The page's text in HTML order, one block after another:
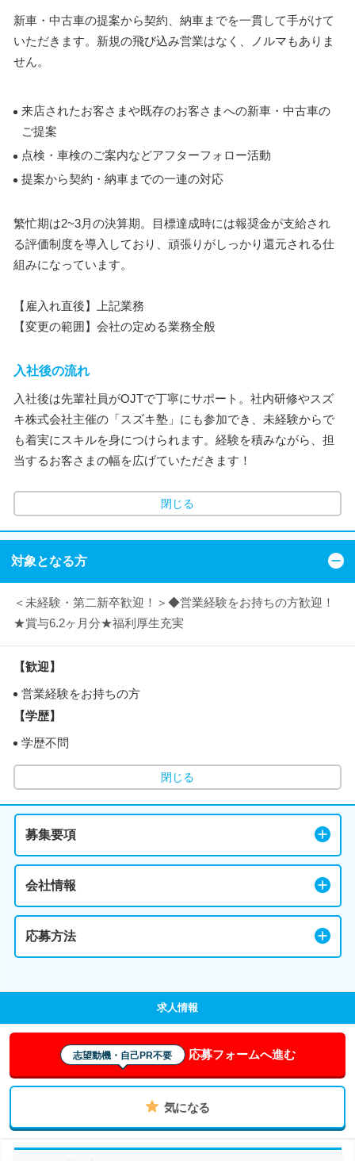
新車・中古車の提案から契約、納車までを一貫して手がけて
いただきます。新規の飛び込み営業はなく、ノルマもありま
せん。
来店されたお客さまや既存のお客さまへの新車・中古車の
ご提案
点検・車検のご案内などアフターフォロー活動
提案から契約・納車までの一連の対応
繁忙期は2~3月の決算期。目標達成時には報奨金が支給され
る評価制度を導入しており、頑張りがしっかり還元される仕
組みになっています。
【雇入れ直後】上記業務
【変更の範囲】会社の定める業務全般
入社後の流れ
入社後は先輩社員がOJTで丁寧にサポート。社内研修やスズ
キ株式会社主催の「スズキ塾」にも参加でき、未経験からで
も着実にスキルを身につけられます。経験を積みながら、担
当するお客さまの幅を広げていただきます！
閉じる
対象となる方
＜未経験・第二新卒歓迎！＞◆営業経験をお持ちの方歓迎！
★賞与6.2ヶ月分★福利厚生充実
【歓迎】
営業経験をお持ちの方
【学歴】
学歴不問
閉じる
募集要項
会社情報
応募方法
求人情報
志望動機・自己PR不要 応募フォームへ進む
気になる